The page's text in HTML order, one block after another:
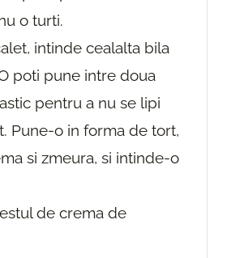
o turti.
intinde cealalta bila
poti pune intre doua
pentru a nu se lipi
Pune-o in forma de tort,
si zmeura, si intinde-o
de crema de